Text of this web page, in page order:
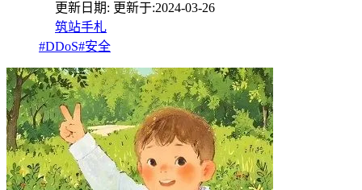
更新日期: 更新于:2024-03-26
筑站手札
#DDoS#安全